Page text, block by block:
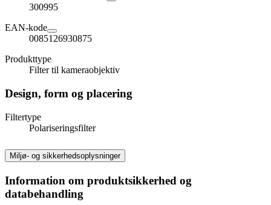
300995
EAN-kode
0085126930875
Produkttype
Filter til kameraobjektiv
Design, form og placering
Filtertype
Polariseringsfilter
Miljø- og sikkerhedsoplysninger
Information om produktsikkerhed og
databehandling